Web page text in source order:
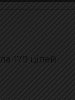
179 цілей